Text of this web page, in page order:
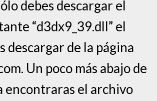
debes descargar el
“d3dx9_39.dll” el
descargar de la página
Un poco más abajo de
encontraras el archivo